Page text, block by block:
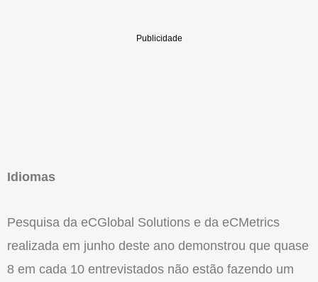
Idiomas
Pesquisa da eCGlobal Solutions e da eCMetrics
realizada em junho deste ano demonstrou que quase
8 em cada 10 entrevistados não estão fazendo um